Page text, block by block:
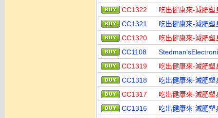
CC1322
吃出健康來-減肥
CC1321
吃出健康來-減肥
CC1320
吃出健康來-減肥
CC1108
CC1319
吃出健康來-減肥
CC1318
吃出健康來-減肥
CC1317
吃出健康來-減肥
CC1316
吃出健康來-減肥